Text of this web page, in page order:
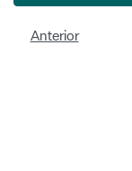
Anterior